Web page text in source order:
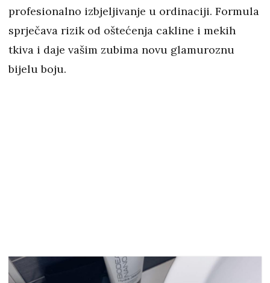
profesionalno izbjeljivanje u ordinaciji. Formula
sprječava rizik od oštećenja cakline i mekih
tkiva i daje vašim zubima novu glamuroznu
bijelu boju.